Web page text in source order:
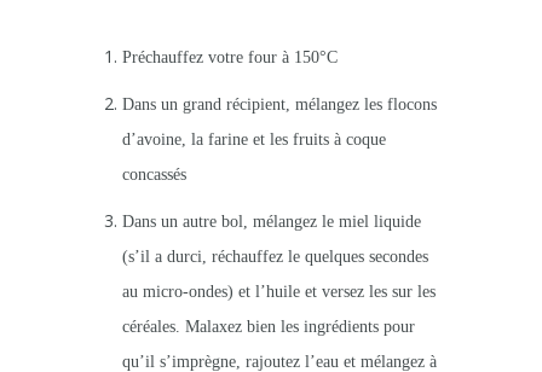
Préchauffez votre four à 150°C
Dans un grand récipient, mélangez les flocons
d’avoine, la farine et les fruits à coque
concassés
Dans un autre bol, mélangez le miel liquide
(s’il a durci, réchauffez le quelques secondes
au micro-ondes) et l’huile et versez les sur les
céréales. Malaxez bien les ingrédients pour
qu’il s’imprègne, rajoutez l’eau et mélangez à